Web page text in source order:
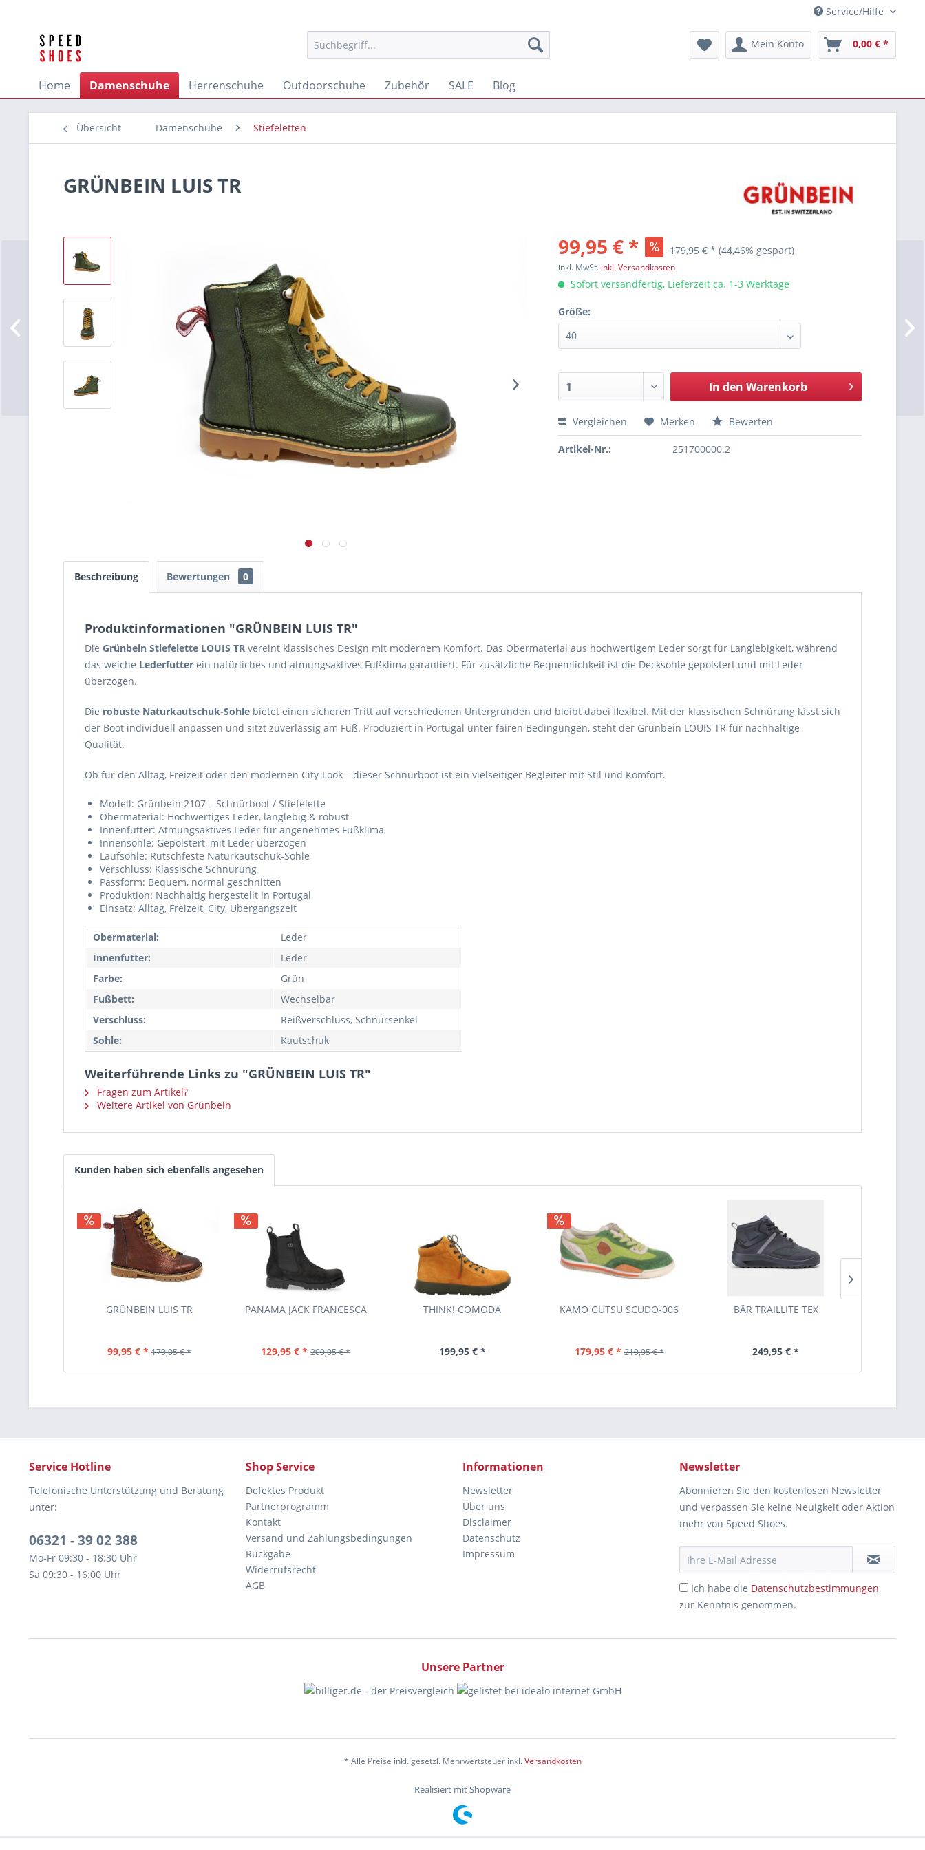
Service/Hilfe
Mein Konto 0,00 € *
Home Damenschuhe Herrenschuhe Outdoorschuhe Zubehör SALE Blog
Übersicht Damenschuhe Stiefeletten
GRÜNBEIN LUIS TR
99,95 € * 179,95 € * (44,46% gespart)
inkl. MwSt. inkl. Versandkosten
Sofort versandfertig, Lieferzeit ca. 1-3 Werktage
Größe:
In den Warenkorb
Vergleichen Merken Bewerten
Artikel-Nr.: 251700000.2
Beschreibung Bewertungen 0
Produktinformationen "GRÜNBEIN LUIS TR"
Die Grünbein Stiefelette LOUIS TR vereint klassisches Design mit modernem Komfort. Das Obermaterial aus hochwertigem Leder sorgt für Langlebigkeit, während
das weiche Lederfutter ein natürliches und atmungsaktives Fußklima garantiert. Für zusätzliche Bequemlichkeit ist die Decksohle gepolstert und mit Leder
überzogen.
Die robuste Naturkautschuk-Sohle bietet einen sicheren Tritt auf verschiedenen Untergründen und bleibt dabei flexibel. Mit der klassischen Schnürung lässt sich
der Boot individuell anpassen und sitzt zuverlässig am Fuß. Produziert in Portugal unter fairen Bedingungen, steht der Grünbein LOUIS TR für nachhaltige
Qualität.
Ob für den Alltag, Freizeit oder den modernen City-Look – dieser Schnürboot ist ein vielseitiger Begleiter mit Stil und Komfort.
Modell: Grünbein 2107 – Schnürboot / Stiefelette
Obermaterial: Hochwertiges Leder, langlebig & robust
Innenfutter: Atmungsaktives Leder für angenehmes Fußklima
Innensohle: Gepolstert, mit Leder überzogen
Laufsohle: Rutschfeste Naturkautschuk-Sohle
Verschluss: Klassische Schnürung
Passform: Bequem, normal geschnitten
Produktion: Nachhaltig hergestellt in Portugal
Einsatz: Alltag, Freizeit, City, Übergangszeit
Obermaterial:
Leder
Innenfutter:
Leder
Farbe:
Grün
Fußbett:
Wechselbar
Verschluss:
Reißverschluss, Schnürsenkel
Sohle:
Kautschuk
Weiterführende Links zu "GRÜNBEIN LUIS TR"
Fragen zum Artikel?
Weitere Artikel von Grünbein
Kunden haben sich ebenfalls angesehen
GRÜNBEIN LUIS TR
99,95 € * 179,95 € *
PANAMA JACK FRANCESCA
129,95 € * 209,95 € *
THINK! COMODA
199,95 € *
KAMO GUTSU SCUDO-006
179,95 € * 219,95 € *
BÄR TRAILLITE TEX
249,95 € *
Service Hotline
Telefonische Unterstützung und Beratung
unter:
06321 - 39 02 388
Mo-Fr 09:30 - 18:30 Uhr
Sa 09:30 - 16:00 Uhr
Shop Service
Defektes Produkt
Partnerprogramm
Kontakt
Versand und Zahlungsbedingungen
Rückgabe
Widerrufsrecht
AGB
Informationen
Newsletter
Über uns
Disclaimer
Datenschutz
Impressum
Newsletter
Abonnieren Sie den kostenlosen Newsletter
und verpassen Sie keine Neuigkeit oder Aktion
mehr von Speed Shoes.
Ich habe die Datenschutzbestimmungen
zur Kenntnis genommen.
Unsere Partner
* Alle Preise inkl. gesetzl. Mehrwertsteuer inkl.Versandkosten
Realisiert mit Shopware